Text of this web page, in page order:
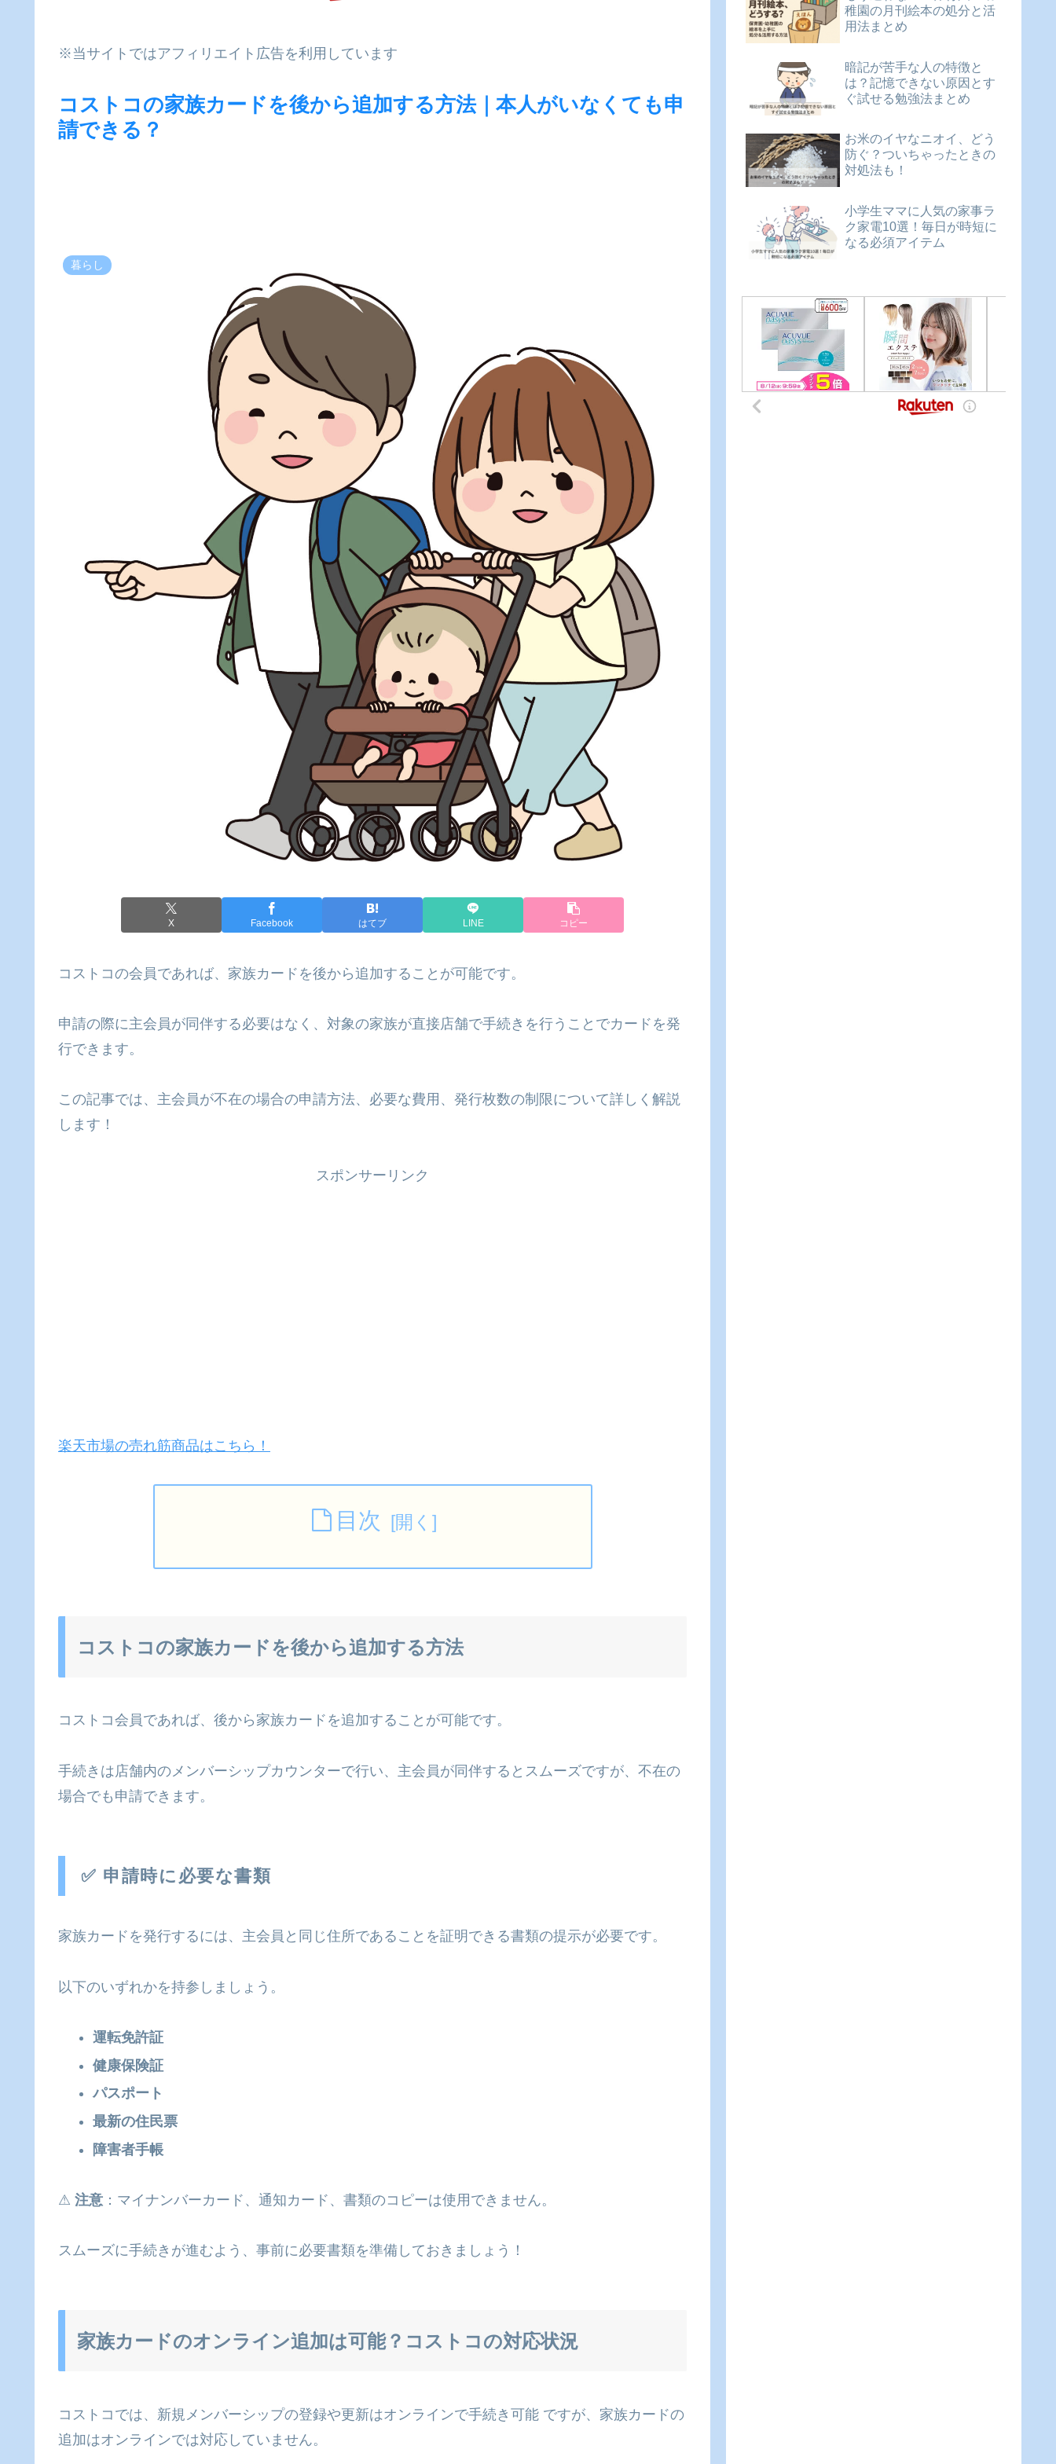
※当サイトではアフィリエイト広告を利用しています
コストコの家族カードを後から追加する方法｜本人がいなくても申
請できる？
暮らし
X Facebook はてブ LINE コピー
コストコの会員であれば、家族カードを後から追加することが可能です。
申請の際に主会員が同伴する必要はなく、対象の家族が直接店舗で手続きを行うことでカードを発
行できます。
この記事では、主会員が不在の場合の申請方法、必要な費用、発行枚数の制限について詳しく解説
します！
スポンサーリンク
楽天市場の売れ筋商品はこちら！
目次
コストコの家族カードを後から追加する方法
コストコ会員であれば、後から家族カードを追加することが可能です。
手続きは店舗内のメンバーシップカウンターで行い、主会員が同伴するとスムーズですが、不在の
場合でも申請できます。
✅ 申請時に必要な書類
家族カードを発行するには、主会員と同じ住所であることを証明できる書類の提示が必要です。
以下のいずれかを持参しましょう。
運転免許証
健康保険証
パスポート
最新の住民票
障害者手帳
⚠ 注意 ：マイナンバーカード、通知カード、書類のコピーは使用できません。
スムーズに手続きが進むよう、事前に必要書類を準備しておきましょう！
家族カードのオンライン追加は可能？コストコの対応状況
コストコでは、新規メンバーシップの登録や更新はオンラインで手続き可能 ですが、家族カードの
追加はオンラインでは対応していません。
稚園の月刊絵本の処分と活
用法まとめ
暗記が苦手な人の特徴と
は？記憶できない原因とす
ぐ試せる勉強法まとめ
お米のイヤなニオイ、どう
防ぐ？ついちゃったときの
対処法も！
小学生ママに人気の家事ラ
ク家電10選！毎日が時短に
なる必須アイテム